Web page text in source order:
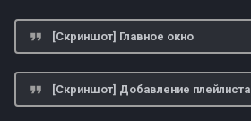
Nplayer
Nplayer Lite
IPTV плеер
[Скриншот] Главное окно
[Скриншот] Добавление плейлиста